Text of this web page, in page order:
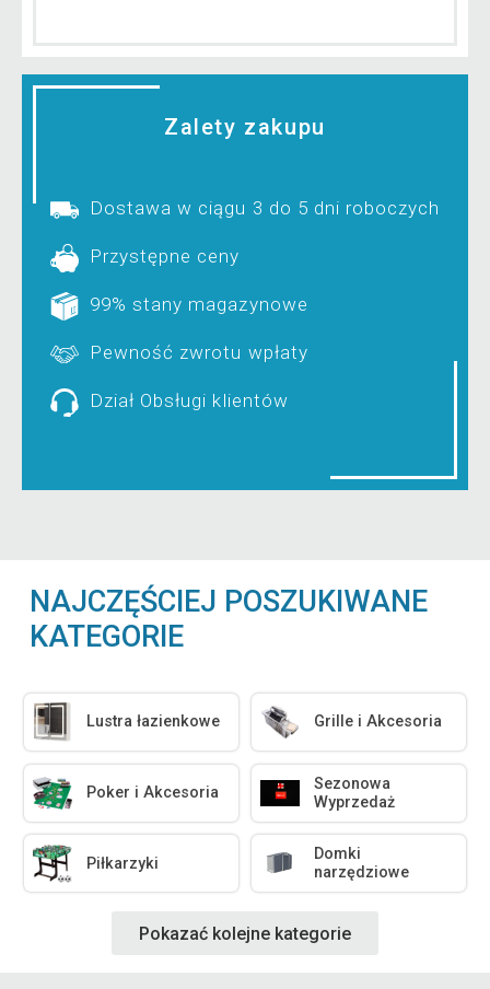
Zalety zakupu
Dostawa w ciągu 3 do 5 dni roboczych
Przystępne ceny
99% stany magazynowe
Pewność zwrotu wpłaty
Dział Obsługi klientów
NAJCZĘŚCIEJ POSZUKIWANE
KATEGORIE
Lustra łazienkowe Grille i Akcesoria
Poker i Akcesoria
Sezonowa
Wyprzedaż
Piłkarzyki
Domki
narzędziowe
Pokazać kolejne kategorie